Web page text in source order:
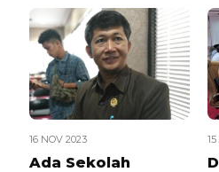
16 NOV 2023
Ada Sekolah